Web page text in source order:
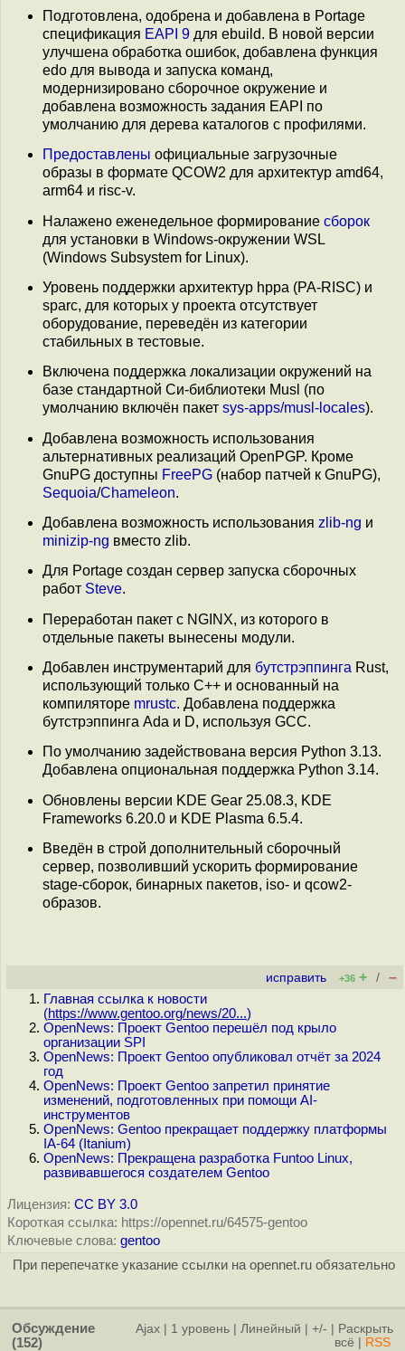
Подготовлена, одобрена и добавлена в Portage
спецификация EAPI 9 для ebuild. В новой версии
улучшена обработка ошибок, добавлена функция
edo для вывода и запуска команд,
модернизировано сборочное окружение и
добавлена возможность задания EAPI по
умолчанию для дерева каталогов с профилями.
Предоставлены официальные загрузочные
образы в формате QCOW2 для архитектур amd64,
arm64 и risc-v.
Налажено еженедельное формирование сборок
для установки в Windows-окружении WSL
(Windows Subsystem for Linux).
Уровень поддержки архитектур hppa (PA-RISC) и
sparc, для которых у проекта отсутствует
оборудование, переведён из категории
стабильных в тестовые.
Включена поддержка локализации окружений на
базе стандартной Си-библиотеки Musl (по
умолчанию включён пакет sys-apps/musl-locales).
Добавлена возможность использования
альтернативных реализаций OpenPGP. Кроме
GnuPG доступны FreePG (набор патчей к GnuPG),
Sequoia/Chameleon.
Добавлена возможность использования zlib-ng и
minizip-ng вместо zlib.
Для Portage создан сервер запуска сборочных
работ Steve.
Переработан пакет с NGINX, из которого в
отдельные пакеты вынесены модули.
Добавлен инструментарий для бутстрэппинга Rust,
использующий только C++ и основанный на
компиляторе mrustc. Добавлена поддержка
бутстрэппинга Ada и D, используя GCC.
По умолчанию задействована версия Python 3.13.
Добавлена опциональная поддержка Python 3.14.
Обновлены версии KDE Gear 25.08.3, KDE
Frameworks 6.20.0 и KDE Plasma 6.5.4.
Введён в строй дополнительный сборочный
сервер, позволивший ускорить формирование
stage-сборок, бинарных пакетов, iso- и qcow2-
образов.
исправить +36 + / –
Главная ссылка к новости
(https://www.gentoo.org/news/20...)
OpenNews: Проект Gentoo перешёл под крыло
организации SPI
OpenNews: Проект Gentoo опубликовал отчёт за 2024
год
OpenNews: Проект Gentoo запретил принятие
изменений, подготовленных при помощи AI-
инструментов
OpenNews: Gentoo прекращает поддержку платформы
IA-64 (Itanium)
OpenNews: Прекращена разработка Funtoo Linux,
развивавшегося создателем Gentoo
Лицензия: CC BY 3.0
Короткая ссылка: https://opennet.ru/64575-gentoo
Ключевые слова: gentoo
При перепечатке указание ссылки на opennet.ru обязательно
Обсуждение
(152)
Ajax 1 уровень Линейный +/-
Раскрыть
всё
RSS